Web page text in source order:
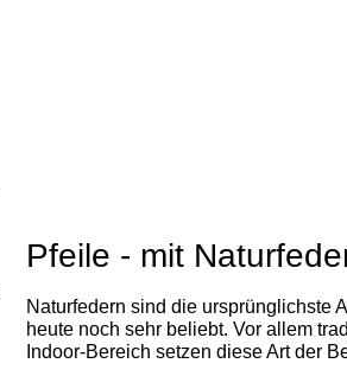
Pfeile - mit
Naturfedern sind die ursprünglichste
heute noch sehr beliebt. Vor allem
Indoor-Bereich setzen diese Art der